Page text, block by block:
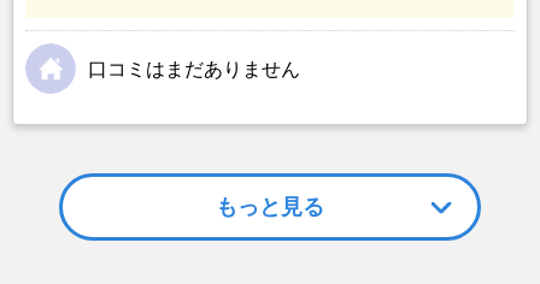
口コミはまだありません
もっと見る